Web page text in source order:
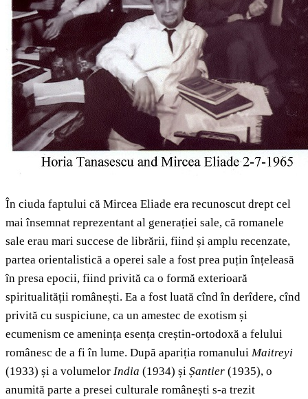
În ciuda faptului că Mircea Eliade era recunoscut drept cel
mai însemnat reprezentant al generației sale, că romanele
sale erau mari succese de librării, fiind și amplu recenzate,
partea orientalistică a operei sale a fost prea puțin înțeleasă
în presa epocii, fiind privită ca o formă exterioară
spiritualității românești. Ea a fost luată cînd în derîdere, cînd
privită cu suspiciune, ca un amestec de exotism și
ecumenism ce amenința esența creștin-ortodoxă a felului
românesc de a fi în lume. După apariția romanului Maitreyi
(1933) și a volumelor India (1934) și Șantier (1935), o
anumită parte a presei culturale românești s-a trezit